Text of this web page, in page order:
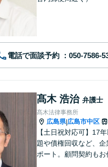
電話で面談予約
髙木 浩治 弁護士
髙木法律事務所
広島県|広島市中区
【土日祝対応可】17
題や債権回収など、
ポート。顧問契約も